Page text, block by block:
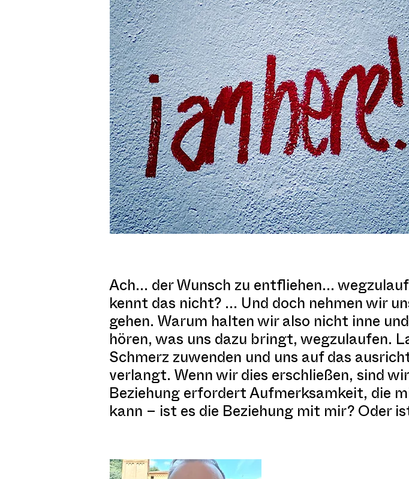
Ach... der Wunsch zu entfliehen...
kennt das nicht? ... Und doch nehmen wir
gehen. Warum halten wir also nicht inne
hören, was uns dazu bringt, wegzulaufen.
Schmerz zuwenden und uns auf das
verlangt. Wenn wir dies erschließen, sind
Beziehung erfordert Aufmerksamkeit, die
kann – ist es die Beziehung mit mir? Oder